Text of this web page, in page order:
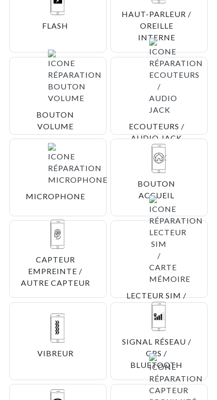
FLASH
HAUT-PARLEUR /
OREILLE
INTERNE
BOUTON
VOLUME
ECOUTEURS /
AUDIO JACK
MICROPHONE
BOUTON
ACCUEIL
CAPTEUR
EMPREINTE /
AUTRE CAPTEUR
LECTEUR SIM /
CARTE MÉMOIRE
VIBREUR
SIGNAL RÉSEAU /
GPS /
BLUETOOTH